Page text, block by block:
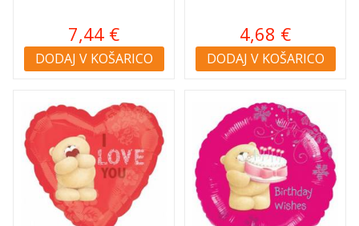
7,44 €
DODAJ V KOŠARICO
4,68 €
DODAJ V KOŠARICO